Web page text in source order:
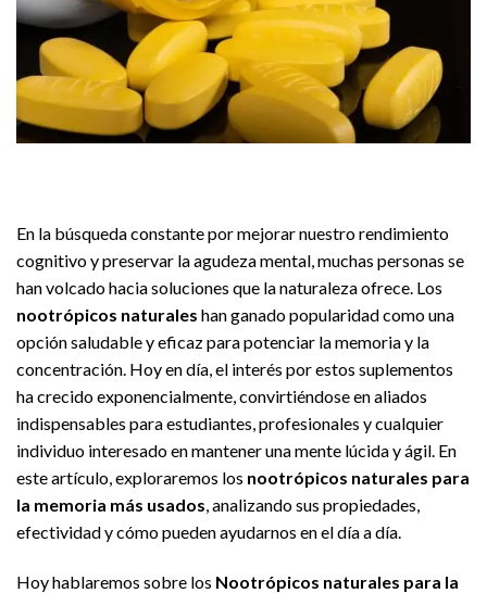
En la búsqueda constante por mejorar nuestro rendimiento
cognitivo y preservar la agudeza mental, muchas personas se
han volcado hacia soluciones que la naturaleza ofrece. Los
nootrópicos naturales han ganado popularidad como una
opción saludable y eficaz para potenciar la memoria y la
concentración. Hoy en día, el interés por estos suplementos
ha crecido exponencialmente, convirtiéndose en aliados
indispensables para estudiantes, profesionales y cualquier
individuo interesado en mantener una mente lúcida y ágil. En
este artículo, exploraremos los nootrópicos naturales para
la memoria más usados, analizando sus propiedades,
efectividad y cómo pueden ayudarnos en el día a día.
Hoy hablaremos sobre los Nootrópicos naturales para la